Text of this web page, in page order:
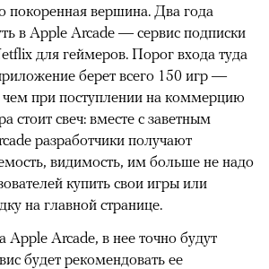
покоренная вершина. Два года
в Apple Arcade — сервис подписки
для геймеров. Порог входа туда
берет всего 150 игр —
при поступлении на коммерцию
свеч: вместе с заветным
разработчики получают
видимость, им больше не надо
купить свои игры или
на главной странице.
Apple Arcade, в нее точно будут
будет рекомендовать ее